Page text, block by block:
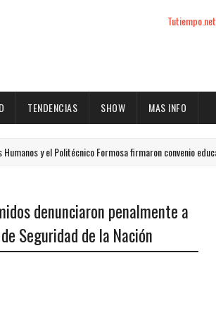
Tutiempo.net
TENDENCIAS SHOW MAS INFO
el Politécnico Formosa firmaron convenio educativo
denunciaron penalmente a
Seguridad de la Nación